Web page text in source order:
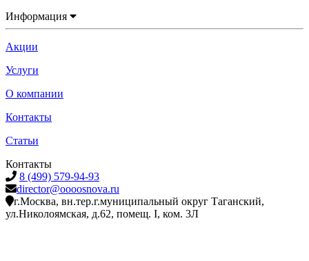
Информация
Акции
Услуги
О компании
Контакты
Статьи
Контакты
8 (499) 579-94-93
director@oooosnova.ru
г.Москва, вн.тер.г.муниципальный округ Таганский,
ул.Николоямская, д.62, помещ. I, ком. 3Л